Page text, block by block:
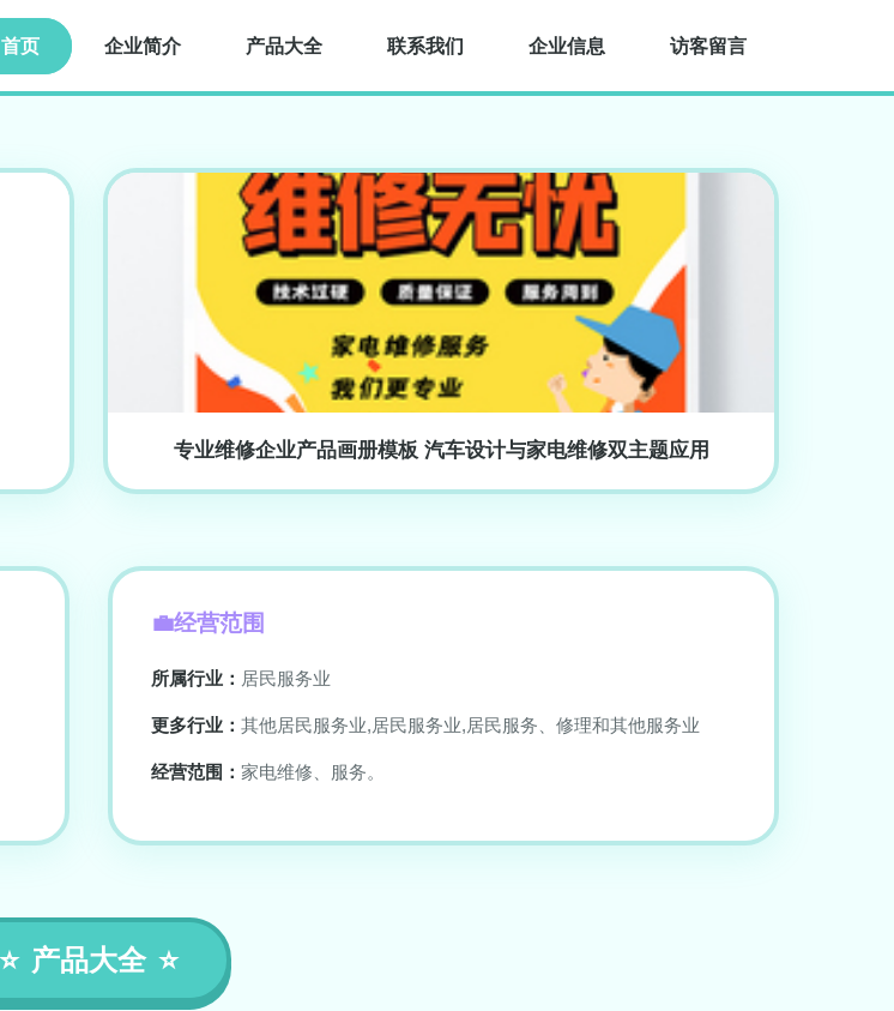
首页 企业简介 产品大全 联系我们 企业信息 访客留言
专业维修企业产品画册模板 汽车设计与家电维修双主题应用
经营范围
所属行业： 居民服务业
更多行业： 其他居民服务业,居民服务业,居民服务、修理和其他服务业
经营范围： 家电维修、服务。
产品大全